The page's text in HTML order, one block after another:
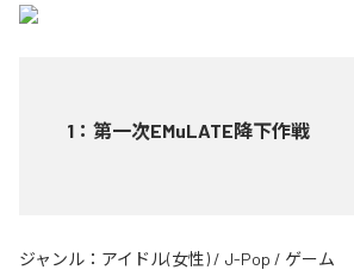
1 ： 第一次EMuLATE降下作戦
ジャンル： アイドル(女性) / J-Pop / ゲーム